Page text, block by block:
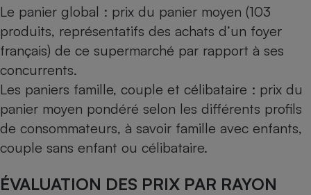
Le panier global : prix du panier moyen (103
produits, représentatifs des achats d’un foyer
français) de ce supermarché par rapport à ses
concurrents.
Les paniers famille, couple et célibataire : prix du
panier moyen pondéré selon les différents profils
de consommateurs, à savoir famille avec enfants,
couple sans enfant ou célibataire.
ÉVALUATION DES PRIX PAR RAYON